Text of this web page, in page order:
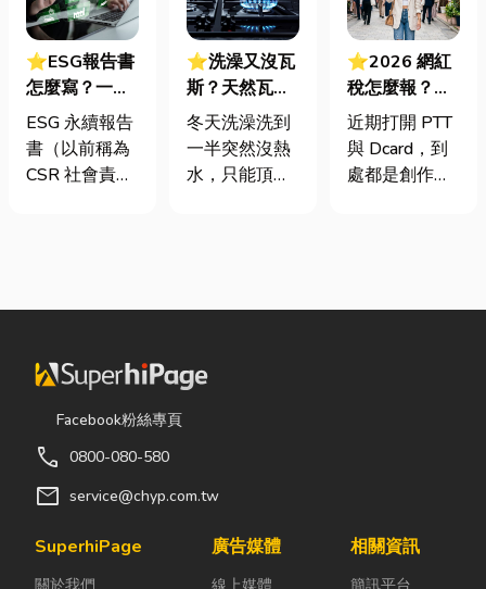
⭐ESG報告書
怎麼寫？一定
要上市櫃才寫
嗎？3步驟擺
脫綠色轉型焦
ESG 永續報告
書（以前稱為
CSR 社會責任
責任（S）與
（G）三個維
度營運成果的
正式文件。它
「健康體檢
表」與「永續
多中小企業主
⭐洗澡又沒瓦
斯？天然瓦斯
是什麼、費用
怎麼算？家庭
能源選擇與配
冬天洗澡洗到
一半突然沒熱
水，只能頂著
共同噩夢。隨
越多屋主在老
管工程。到底
麼？它跟傳統
⭐2026 網紅
稅怎麼報？一
篇看懂課稅門
檻、追溯年限
與合法節稅，
近期打開 PTT
與 Dcard，到
處都是創作者
紅稅」不是一
（如
Facebook粉絲專頁
call 0800-080-580
mail service@chyp.com.tw
SuperhiPage
關於我們
廣告媒體
線上媒體
相關資訊
簡訊平台